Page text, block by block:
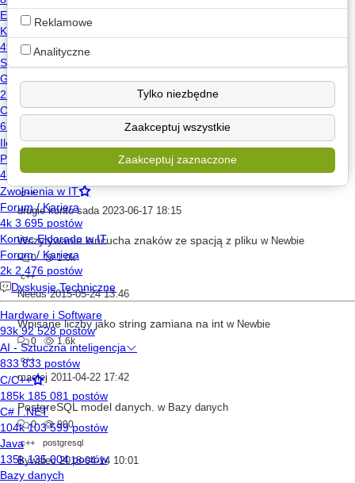
0
952
c
c++
l96a1
c++
builder wyjątki
2011-06-11 11:27
Napisanie Cheatu do gry FiveM wOgłoszenia drobne
0
749
c++
drugie konto sada 2023-06-17 18:15
Wczytywanie łańcucha znaków ze spacją z pliku w Newbie
0
1.0k
c++
Neeus 2015-05-24 13:46
Wpisane liczby jako string zamiana na int w Newbie
0
1.6k
c++
maciej 2011-04-22 17:42
PostgreSQL model danych. w Bazy danych
0
900
c++
postgresql
Bywalec 2018-04-14 10:01
Reklamowe
Analityczne
Tylko niezbędne
Zaakceptuj wszystkie
Zaakceptuj zaznaczone